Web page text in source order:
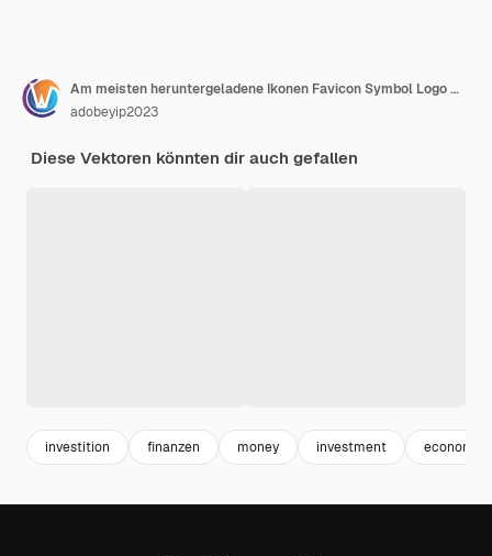
Am meisten heruntergeladene Ikonen Favicon Symbol Logo Markenzeichen
adobeyip2023
Diese Vektoren könnten dir auch gefallen
investition finanzen money investment economy